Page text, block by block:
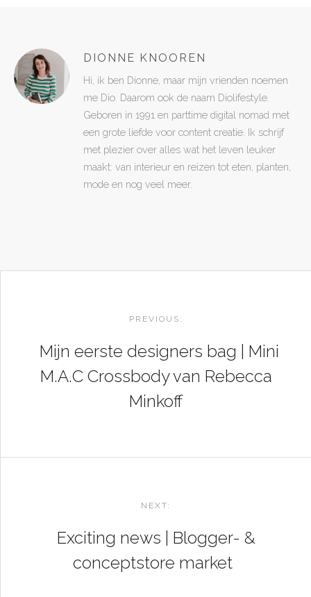
DIONNE KNOOREN
Hi, ik ben Dionne, maar mijn vrienden noemen
me Dio. Daarom ook de naam Diolifestyle.
Geboren in 1991 en parttime digital nomad met
een grote liefde voor content creatie. Ik schrijf
met plezier over alles wat het leven leuker
maakt: van interieur en reizen tot eten, planten,
mode en nog veel meer.
NAVIGATION
PREVIOUS:
Mijn eerste designers bag | Mini
M.A.C Crossbody van Rebecca
Minkoff
NEXT:
Exciting news | Blogger- &
conceptstore market